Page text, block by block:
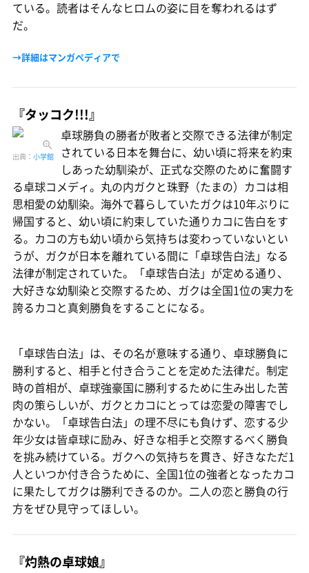
ている。読者はそんなヒロムの姿に目を奪われるはず
だ。
→詳細はマンガペディアで
『タッコク!!!』
出典： 小学館
卓球勝負の勝者が敗者と交際できる法律が制定
されている日本を舞台に、幼い頃に将来を約束
しあった幼馴染が、正式な交際のために奮闘す
る卓球コメディ。丸の内ガクと珠野（たまの）カコは相
思相愛の幼馴染。海外で暮らしていたガクは10年ぶりに
帰国すると、幼い頃に約束していた通りカコに告白をす
る。カコの方も幼い頃から気持ちは変わっていないとい
うが、ガクが日本を離れている間に「卓球告白法」なる
法律が制定されていた。「卓球告白法」が定める通り、
大好きな幼馴染と交際するため、ガクは全国1位の実力を
誇るカコと真剣勝負をすることになる。
「卓球告白法」は、その名が意味する通り、卓球勝負に
勝利すると、相手と付き合うことを定めた法律だ。制定
時の首相が、卓球強豪国に勝利するために生み出した苦
肉の策らしいが、ガクとカコにとっては恋愛の障害でし
かない。「卓球告白法」の理不尽にも負けず、恋する少
年少女は皆卓球に励み、好きな相手と交際するべく勝負
を挑み続けている。ガクへの気持ちを貫き、好きなただ1
人といつか付き合うために、全国1位の強者となったカコ
に果たしてガクは勝利できるのか。二人の恋と勝負の行
方をぜひ見守ってほしい。
『灼熱の卓球娘』